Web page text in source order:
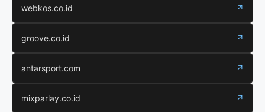
webkos.co.id ↗
groove.co.id ↗
antarsport.com ↗
mixparlay.co.id ↗